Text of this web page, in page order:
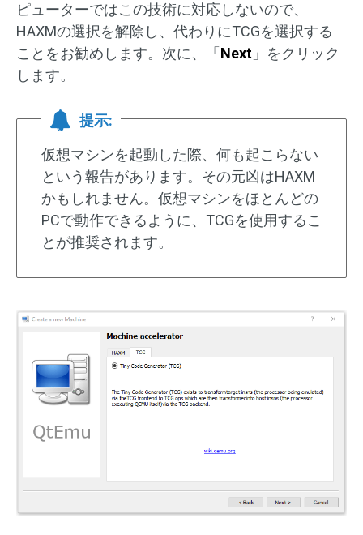
ピューターではこの技術に対応しないので、
HAXMの選択を解除し、代わりにTCGを選択する
ことをお勧めします。次に、「 Next 」をクリック
します。
提示:
仮想マシンを起動した際、何も起こらない
という報告があります。その元凶はHAXM
かもしれません。仮想マシンをほとんどの
PCで動作できるように、TCGを使用するこ
とが推奨されます。